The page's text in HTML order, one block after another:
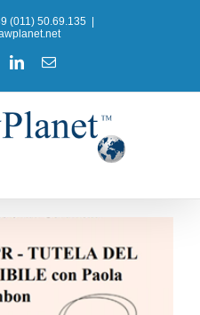
(011) 50.69.135
LinkedInEmail